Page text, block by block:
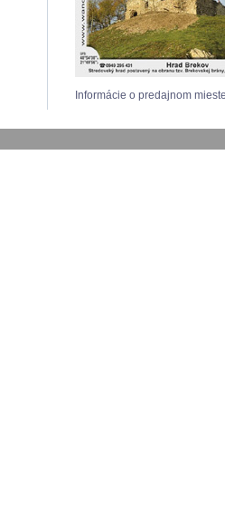
Informácie o predajnom